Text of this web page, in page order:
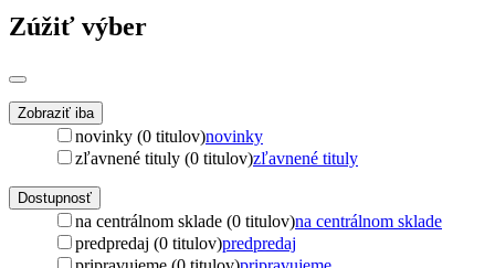
Zúžiť výber
Zobraziť iba
novinky (0 titulov)novinky
zľavnené tituly (0 titulov)zľavnené tituly
Dostupnosť
na centrálnom sklade (0 titulov)na centrálnom sklade
predpredaj (0 titulov)predpredaj